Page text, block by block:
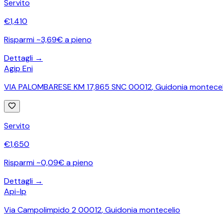
Servito
€1,410
Risparmi ~3,69€ a pieno
Dettagli →
Agip Eni
VIA PALOMBARESE KM 17,865 SNC 00012,Guidonia
Servito
€1,650
Risparmi ~0,09€ a pieno
Dettagli →
Api-Ip
Via Campolimpido 2 00012,Guidonia montecelio